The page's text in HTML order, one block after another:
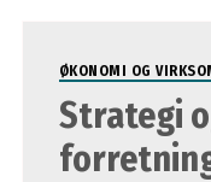
ØKONOMI OG
Strategi